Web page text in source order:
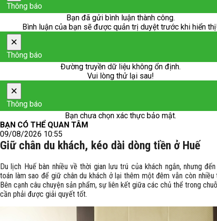
Thông báo
Bạn đã gửi bình luận thành công.
Bình luận của bạn sẽ được quản trị duyệt trước khi hiển
×
Thông báo
Đường truyền dữ liệu không ổn định.
Vui lòng thử lại sau!
×
Thông báo
Bạn chưa chọn xác thực bảo mật.
BẠN CÓ THỂ QUAN TÂM
09/08/2026 10:55
Giữ chân du khách, kéo dài dòng tiền ở Huế
Du lịch Huế bàn nhiều về thời gian lưu trú của khách ngắn, nhưng đến
toán làm sao để giữ chân du khách ở lại thêm một đêm vẫn còn nhiều
Bên cạnh câu chuyện sản phẩm, sự liên kết giữa các chủ thể trong
cần phải được giải quyết tốt.